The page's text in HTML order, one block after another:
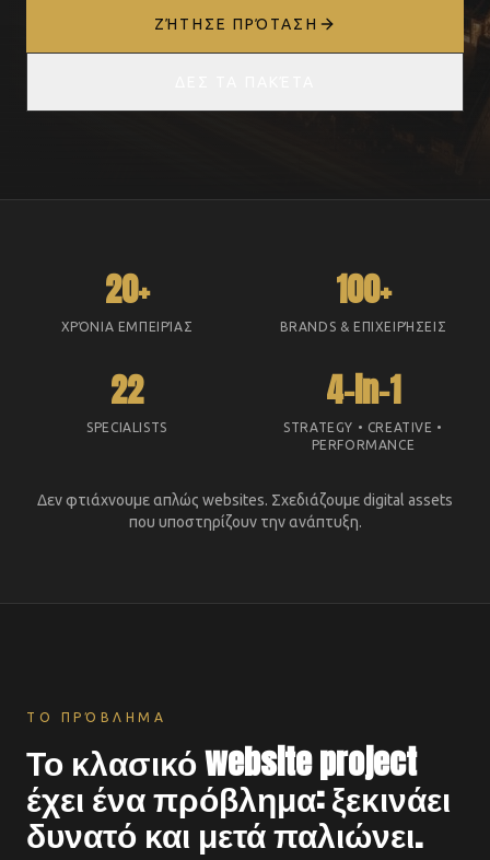
ΖΉΤΗΣΕ ΠΡΌΤΑΣΗ
20+
ΧΡΌΝΙΑ ΕΜΠΕΙΡΊΑΣ
100+
BRANDS & ΕΠΙΧΕΙΡΉΣΕΙΣ
22
SPECIALISTS
4-in-1
STRATEGY • CREATIVE •
PERFORMANCE
Δεν φτιάχνουμε απλώς websites. Σχεδιάζουμε digital assets
που υποστηρίζουν την ανάπτυξη.
ΤΟ ΠΡΌΒΛΗΜΑ
Το κλασικό website project
έχει ένα πρόβλημα: ξεκινάει
δυνατό και μετά παλιώνει.